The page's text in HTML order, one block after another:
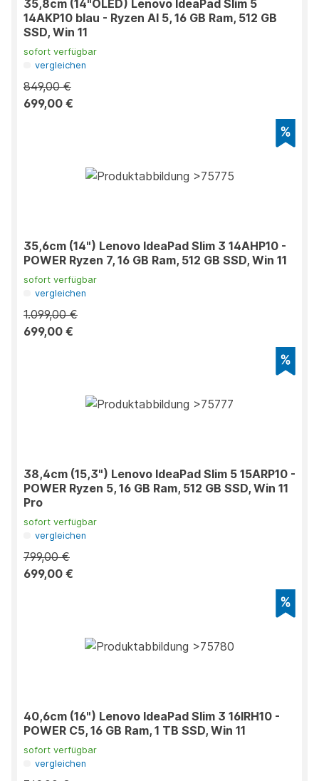
35,8cm (14"OLED) Lenovo IdeaPad Slim 5
14AKP10 blau - Ryzen AI 5, 16 GB Ram, 512 GB
SSD, Win 11
sofort verfügbar
vergleichen
849,00 €
699,00 €
35,6cm (14") Lenovo IdeaPad Slim 3 14AHP10 -
POWER Ryzen 7, 16 GB Ram, 512 GB SSD, Win 11
sofort verfügbar
vergleichen
1.099,00 €
699,00 €
38,4cm (15,3") Lenovo IdeaPad Slim 5 15ARP10 -
POWER Ryzen 5, 16 GB Ram, 512 GB SSD, Win 11
Pro
sofort verfügbar
vergleichen
799,00 €
699,00 €
40,6cm (16") Lenovo IdeaPad Slim 3 16IRH10 -
POWER C5, 16 GB Ram, 1 TB SSD, Win 11
sofort verfügbar
vergleichen